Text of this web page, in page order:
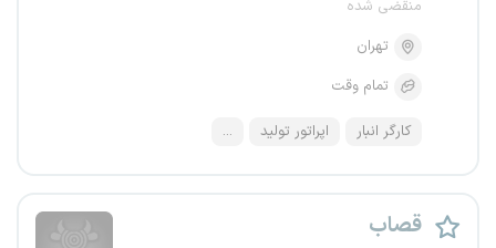
منقضی شده
تهران
تمام وقت
کارگر انبار اپراتور تولید ...
قصاب